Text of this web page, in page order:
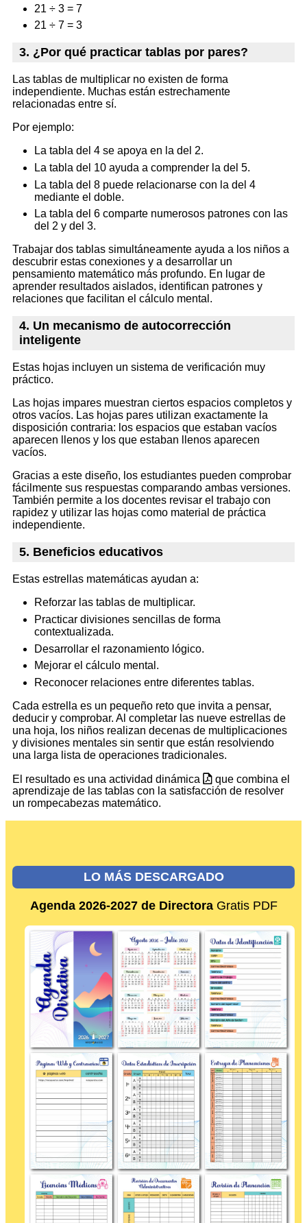
21 ÷ 3 = 7
21 ÷ 7 = 3
3. ¿Por qué practicar tablas por pares?
Las tablas de multiplicar no existen de forma
independiente. Muchas están estrechamente
relacionadas entre sí.
Por ejemplo:
La tabla del 4 se apoya en la del 2.
La tabla del 10 ayuda a comprender la del 5.
La tabla del 8 puede relacionarse con la del 4
mediante el doble.
La tabla del 6 comparte numerosos patrones con las
del 2 y del 3.
Trabajar dos tablas simultáneamente ayuda a los niños a
descubrir estas conexiones y a desarrollar un
pensamiento matemático más profundo. En lugar de
aprender resultados aislados, identifican patrones y
relaciones que facilitan el cálculo mental.
4. Un mecanismo de autocorrección
inteligente
Estas hojas incluyen un sistema de verificación muy
práctico.
Las hojas impares muestran ciertos espacios completos y
otros vacíos. Las hojas pares utilizan exactamente la
disposición contraria: los espacios que estaban vacíos
aparecen llenos y los que estaban llenos aparecen
vacíos.
Gracias a este diseño, los estudiantes pueden comprobar
fácilmente sus respuestas comparando ambas versiones.
También permite a los docentes revisar el trabajo con
rapidez y utilizar las hojas como material de práctica
independiente.
5. Beneficios educativos
Estas estrellas matemáticas ayudan a:
Reforzar las tablas de multiplicar.
Practicar divisiones sencillas de forma
contextualizada.
Desarrollar el razonamiento lógico.
Mejorar el cálculo mental.
Reconocer relaciones entre diferentes tablas.
Cada estrella es un pequeño reto que invita a pensar,
deducir y comprobar. Al completar las nueve estrellas de
una hoja, los niños realizan decenas de multiplicaciones
y divisiones mentales sin sentir que están resolviendo
una larga lista de operaciones tradicionales.
El resultado es una actividad dinámica
que combina el
aprendizaje de las tablas con la satisfacción de resolver
un rompecabezas matemático.
LO MÁS DESCARGADO
Agenda 2026-2027 de DirectoraGratis PDF